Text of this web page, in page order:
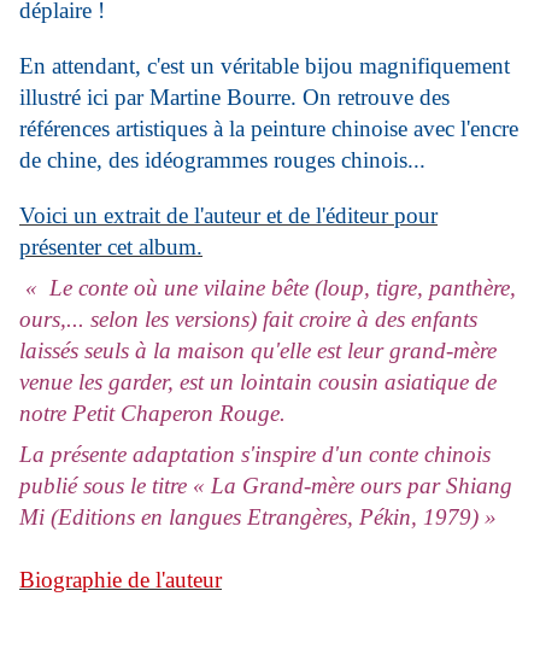
déplaire !
En attendant, c'est un véritable bijou magnifiquement
illustré ici par Martine Bourre. On retrouve des
références artistiques à la peinture chinoise avec l'encre
de chine, des idéogrammes rouges chinois...
Voici un extrait de l'auteur et de l'éditeur pour
présenter cet album.
« Le conte où une vilaine bête (loup, tigre, panthère,
ours,... selon les versions) fait croire à des enfants
laissés seuls à la maison qu'elle est leur grand-mère
venue les garder, est un lointain cousin asiatique de
notre Petit Chaperon Rouge.
La présente adaptation s'inspire d'un conte chinois
publié sous le titre « La Grand-mère ours par Shiang
Mi (Editions en langues Etrangères, Pékin, 1979) »
Biographie de l'auteur